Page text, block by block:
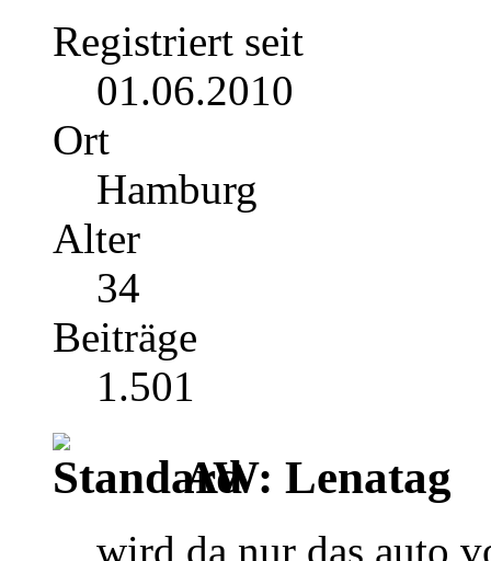
Registriert seit
01.06.2010
Ort
Hamburg
Alter
34
Beiträge
1.501
AW: Lenatag
wird da nur das auto